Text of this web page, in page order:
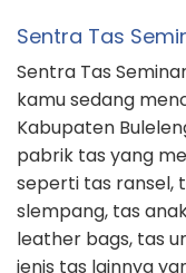
Sentra Tas
Sentra Tas
kamu sedang
Kabupaten
pabrik tas yang
seperti tas ransel,
slempang, tas
leather bags, tas
jenis tas lainnya